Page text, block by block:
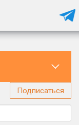
Подписаться